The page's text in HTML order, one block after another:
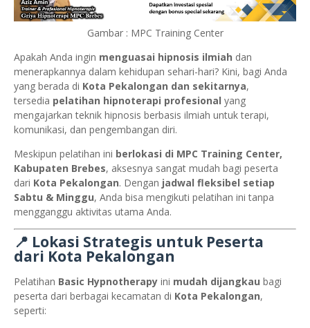
Gambar : MPC Training Center
Apakah Anda ingin menguasai hipnosis ilmiah dan
menerapkannya dalam kehidupan sehari-hari? Kini, bagi Anda
yang berada di Kota Pekalongan dan sekitarnya,
tersedia pelatihan hipnoterapi profesional yang
mengajarkan teknik hipnosis berbasis ilmiah untuk terapi,
komunikasi, dan pengembangan diri.
Meskipun pelatihan ini berlokasi di MPC Training Center,
Kabupaten Brebes, aksesnya sangat mudah bagi peserta
dari Kota Pekalongan. Dengan jadwal fleksibel setiap
Sabtu & Minggu, Anda bisa mengikuti pelatihan ini tanpa
mengganggu aktivitas utama Anda.
📍 Lokasi Strategis untuk Peserta
dari Kota Pekalongan
Pelatihan Basic Hypnotherapy ini mudah dijangkau bagi
peserta dari berbagai kecamatan di Kota Pekalongan,
seperti: